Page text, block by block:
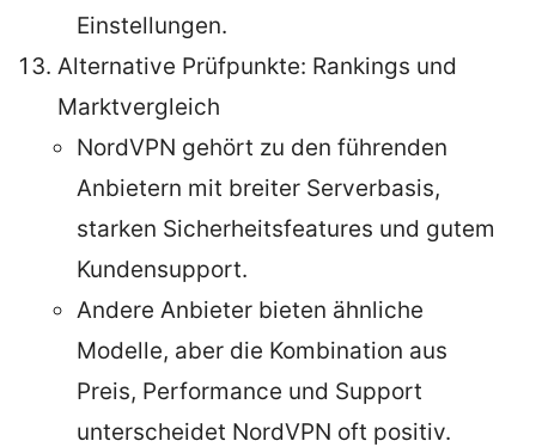
Einstellungen.
Alternative Prüfpunkte: Rankings und
Marktvergleich
NordVPN gehört zu den führenden
Anbietern mit breiter Serverbasis,
starken Sicherheitsfeatures und gutem
Kundensupport.
Andere Anbieter bieten ähnliche
Modelle, aber die Kombination aus
Preis, Performance und Support
unterscheidet NordVPN oft positiv.